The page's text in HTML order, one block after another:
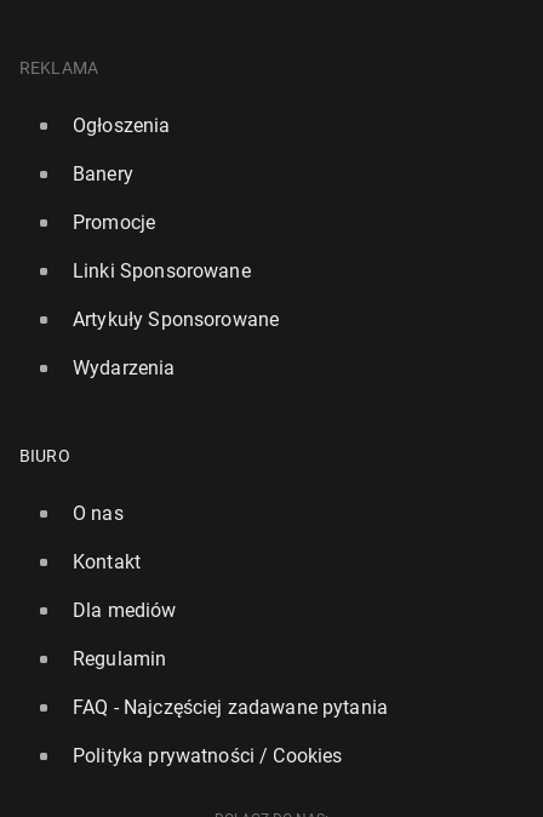
REKLAMA
Ogłoszenia
Banery
Promocje
Linki Sponsorowane
Artykuły Sponsorowane
Wydarzenia
BIURO
O nas
Kontakt
Dla mediów
Regulamin
FAQ - Najczęściej zadawane pytania
Polityka prywatności / Cookies